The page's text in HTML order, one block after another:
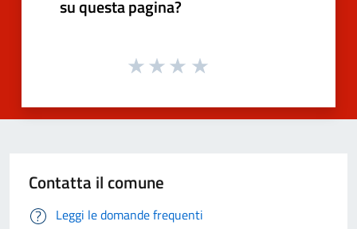
su questa pagina?
Contatta il comune
Leggi le domande frequenti